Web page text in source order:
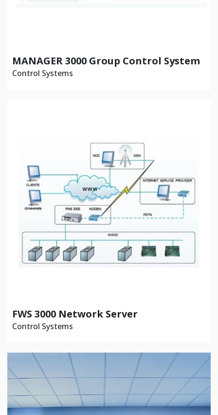
MANAGER 3000 Group Control System
Control Systems
FWS 3000 Network Server
Control Systems